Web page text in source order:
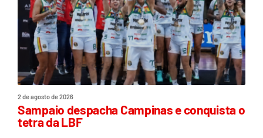
2 de agosto de 2026
Sampaio despacha Campinas e conquista o
tetra da LBF